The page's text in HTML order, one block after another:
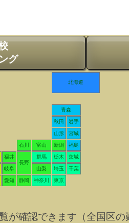
グ
北海道
青森
秋田 岩手
山形 宮城
石川 富山 新潟 福島
福井
長野
群馬 栃木 茨城
岐阜 山梨 埼玉 千葉
愛知 静岡 神奈川 東京
確認できます（全国区の